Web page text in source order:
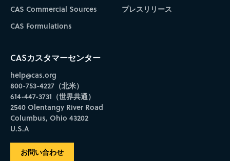
CAS Commercial Sources
CAS Formulations
プレスリリース
CASカスタマーセンター
help@cas.org
800-753-4227（北米）
614-447-3731（世界共通）
2540 Olentangy River Road
Columbus, Ohio 43202
U.S.A
お問い合わせ